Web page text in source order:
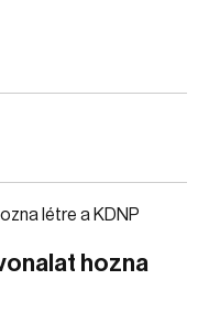
hozna